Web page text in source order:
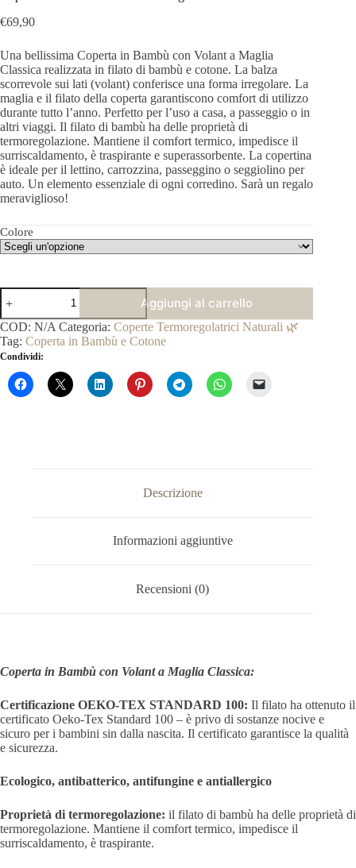
€69,90
Una bellissima Coperta in Bambù con Volant a Maglia
Classica realizzata in filato di bambù e cotone. La balza
scorrevole sui lati (volant) conferisce una forma irregolare. La
maglia e il filato della coperta garantiscono comfort di utilizzo
durante tutto l’anno. Perfetto per l’uso a casa, a passeggio o in
altri viaggi. Il filato di bambù ha delle proprietà di
termoregolazione. Mantiene il comfort termico, impedisce il
surriscaldamento, è traspirante e superassorbente. La copertina
è ideale per il lettino, carrozzina, passeggino o seggiolino per
auto. Un elemento essenziale di ogni corredino. Sarà un regalo
meraviglioso!
Colore
Coperta
in
Bambù
con
Volant
a
Maglia
Classica
quantità
Aggiungi al carrello
COD: N/A Categoria: Coperte Termoregolatrici Naturali 🌿
Tag: Coperta in Bambù e Cotone
Condividi:
Descrizione
Informazioni aggiuntive
Recensioni (0)
Coperta in Bambù con Volant a Maglia Classica:
Certificazione OEKO-TEX STANDARD 100: Il filato ha ottenuto il
certificato Oeko-Tex Standard 100 – è privo di sostanze nocive e
sicuro per i bambini sin dalla nascita. Il certificato garantisce la qualità
e sicurezza.
Ecologico, antibatterico, antifungine e antiallergico
Proprietà di termoregolazione: il filato di bambù ha delle proprietà di
termoregolazione. Mantiene il comfort termico, impedisce il
surriscaldamento, è traspirante.